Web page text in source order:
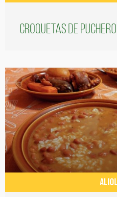
Croquetas de